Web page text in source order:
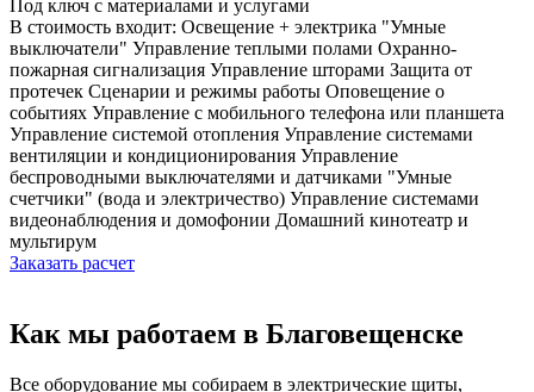
Под ключ с материалами и услугами
В стоимость входит: Освещение + электрика "Умные
выключатели" Управление теплыми полами Охранно-
пожарная сигнализация Управление шторами Защита от
протечек Сценарии и режимы работы Оповещение о
событиях Управление с мобильного телефона или планшета
Управление системой отопления Управление системами
вентиляции и кондиционирования Управление
беспроводными выключателями и датчиками "Умные
счетчики" (вода и электричество) Управление системами
видеонаблюдения и домофонии Домашний кинотеатр и
мультирум
Заказать расчет
Как мы работаем в Благовещенске
Все оборудование мы собираем в электрические щиты,